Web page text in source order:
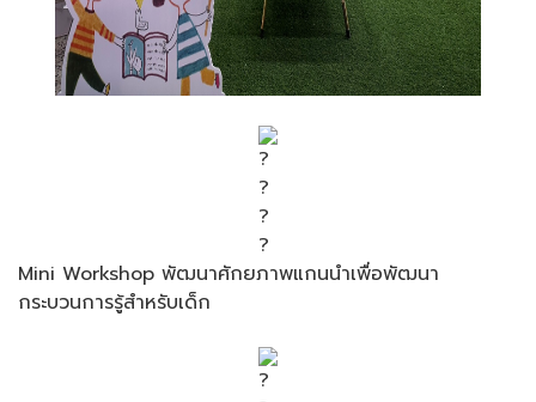
Mini Workshop พัฒนาศักยภาพแกนนำเพื่อพัฒนา
กระบวนการรู้สำหรับเด็ก